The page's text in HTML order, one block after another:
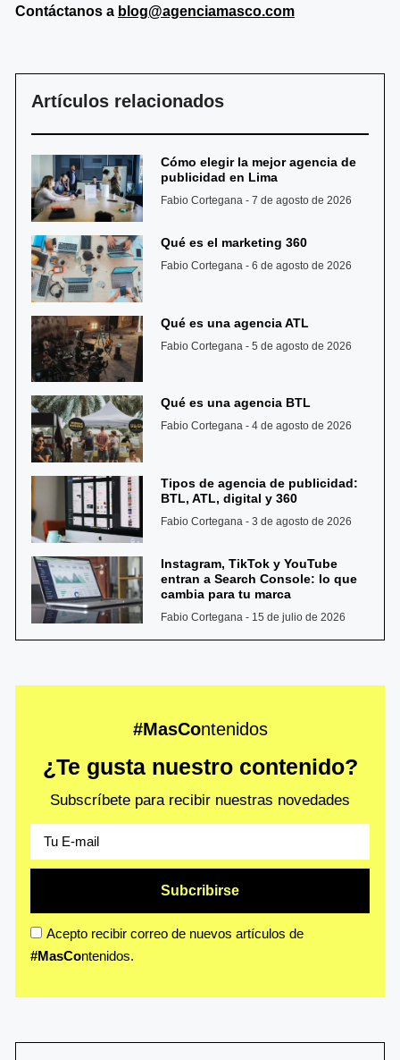
Contáctanos a blog@agenciamasco.com
Artículos relacionados
Cómo elegir la mejor agencia de
publicidad en Lima
Fabio Cortegana 7 de agosto de 2026
Qué es el marketing 360
Fabio Cortegana 6 de agosto de 2026
Qué es una agencia ATL
Fabio Cortegana 5 de agosto de 2026
Qué es una agencia BTL
Fabio Cortegana 4 de agosto de 2026
Tipos de agencia de publicidad:
BTL, ATL, digital y 360
Fabio Cortegana 3 de agosto de 2026
Instagram, TikTok y YouTube
entran a Search Console: lo que
cambia para tu marca
Fabio Cortegana 15 de julio de 2026
#MasContenidos
¿Te gusta nuestro contenido?
Subscríbete para recibir nuestras novedades
Acepto recibir correo de nuevos artículos de
#MasContenidos.
Subcribirse